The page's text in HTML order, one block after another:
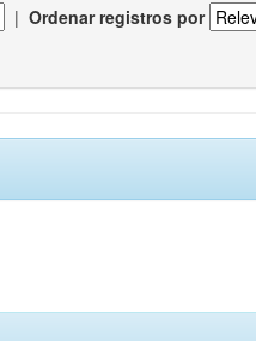
| Ordenar registros por